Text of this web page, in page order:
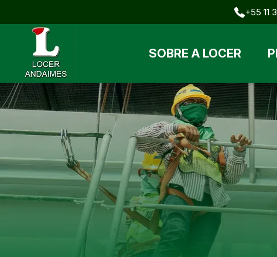
+55 11
SOBRE A LOCER